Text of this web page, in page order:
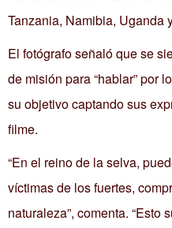
Tanzania, Namibia, Uganda
El fotógrafo señaló que se
de misión para “hablar” por
su objetivo captando sus
filme.
“En el reino de la selva,
víctimas de los fuertes,
naturaleza”, comenta. “Esto